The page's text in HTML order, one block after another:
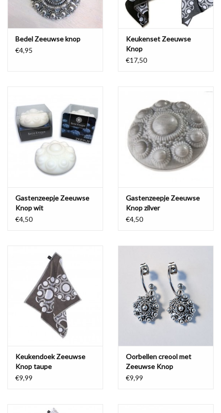
Bedel Zeeuwse knop
€4,95
Keukenset Zeeuwse
Knop
€17,50
Gastenzeepje Zeeuwse
Knop wit
€4,50
Gastenzeepje Zeeuwse
Knop zilver
€4,50
Keukendoek Zeeuwse
Knop taupe
€9,99
Oorbellen creool met
Zeeuwse Knop
€9,99